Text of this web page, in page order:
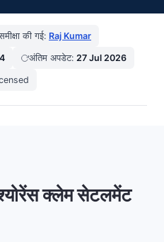
की गई: Raj Kumar
अंतिम अपडेट: 27 Jul 2026
क्लेम सेटलमेंट